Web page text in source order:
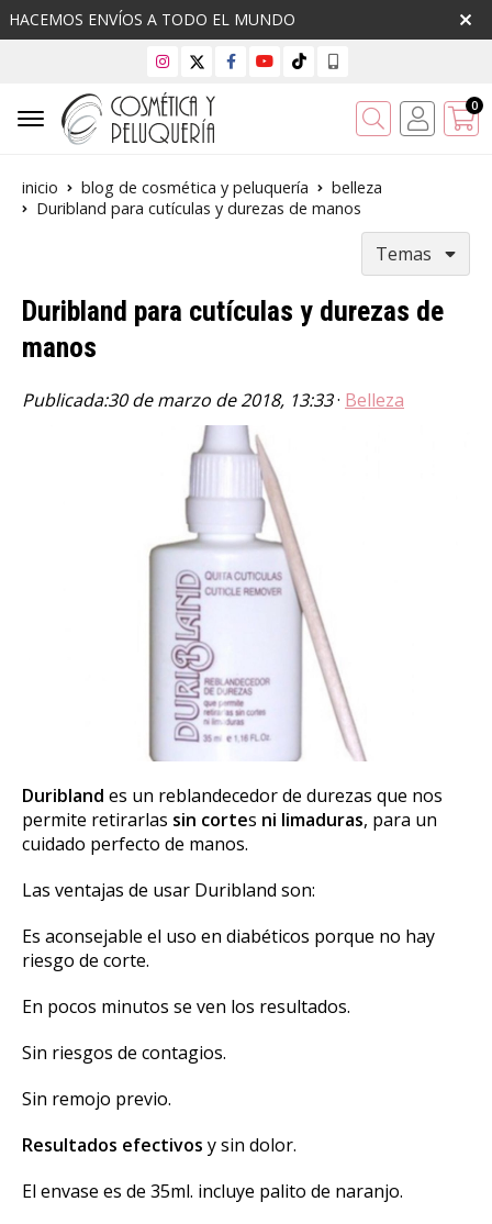
HACEMOS ENVÍOS A TODO EL MUNDO
Buscar 0
inicio blog de cosmética y peluquería
belleza
Duribland para cutículas y durezas de manos
Temas
Duribland para cutículas y durezas de
manos
Publicada:30 de marzo de 2018, 13:33· Belleza
Duribland es un reblandecedor de durezas que nos
permite retirarlas sin cortes ni limaduras, para un
cuidado perfecto de manos.
Las ventajas de usar Duribland son:
Es aconsejable el uso en diabéticos porque no hay
riesgo de corte.
En pocos minutos se ven los resultados.
Sin riesgos de contagios.
Sin remojo previo.
Resultados efectivos y sin dolor.
El envase es de 35ml. incluye palito de naranjo.